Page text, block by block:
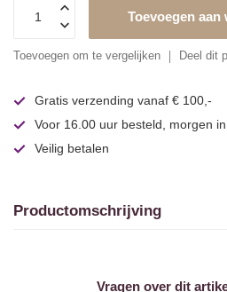
Toevoegen aan
Toevoegen om te vergelijken Deel dit
Gratis verzending vanaf € 100,-
Voor 16.00 uur besteld, morgen
Veilig betalen
Productomschrijving
Vragen over dit